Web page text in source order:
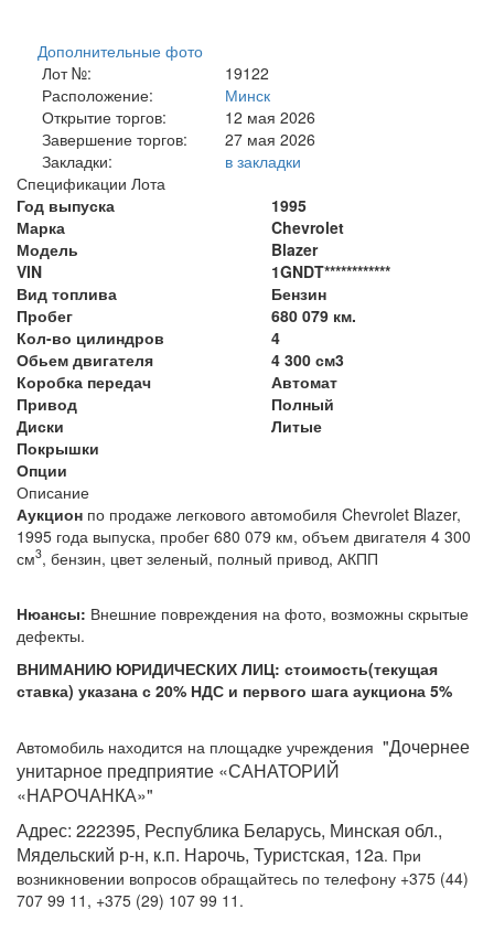
Дополнительные фото
Лот №:
19122
Расположение:
Минск
Открытие торгов:
12 мая 2026
Завершение торгов:
27 мая 2026
Закладки:
в закладки
Спецификации Лота
Год выпуска
1995
Марка
Chevrolet
Модель
Blazer
VIN
1GNDT************
Вид топлива
Бензин
Пробег
680 079 км.
Кол-во цилиндров
4
Обьем двигателя
4 300 см3
Коробка передач
Автомат
Привод
Полный
Диски
Литые
Покрышки
Опции
Описание
Аукцион по продаже легкового автомобиля Chevrolet Blazer,
1995 года выпуска, пробег 680 079 км, объем двигателя 4 300
см3, бензин, цвет зеленый, полный привод, АКПП
Нюансы: Внешние повреждения на фото, возможны скрытые
дефекты.
ВНИМАНИЮ ЮРИДИЧЕСКИХ ЛИЦ: стоимость(текущая
ставка) указана с 20% НДС и первого шага аукциона 5%
Автомобиль находится на площадке учреждения "Дочернее
унитарное предприятие «САНАТОРИЙ
«НАРОЧАНКА»"
Адрес: 222395, Республика Беларусь, Минская обл.,
Мядельский р-н, к.п. Нарочь, Туристская, 12а. При
возникновении вопросов обращайтесь по телефону +375 (44)
707 99 11, +375 (29) 107 99 11.